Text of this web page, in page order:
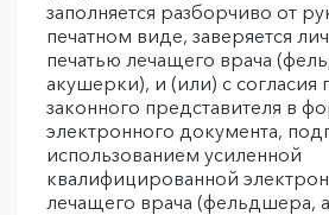
заполняется разборчиво от
печатном виде, заверяется
печатью лечащего врача
акушерки), и (или) с согласия
законного представителя в
электронного документа,
использованием усиленной
квалифицированной
лечащего врача (фельдшера,